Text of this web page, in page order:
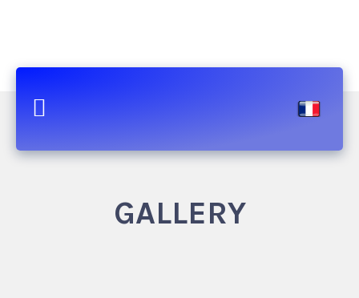
GALLERY